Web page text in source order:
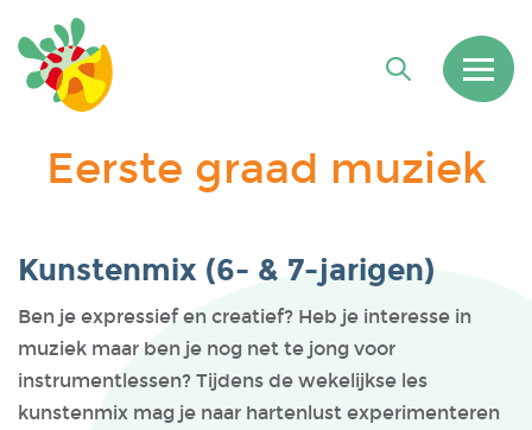
Eerste graad muziek
Kunstenmix (6- & 7-jarigen)
Ben je expressief en creatief? Heb je interesse in
muziek maar ben je nog net te jong voor
instrumentlessen? Tijdens de wekelijkse les
kunstenmix mag je naar hartenlust experimenteren